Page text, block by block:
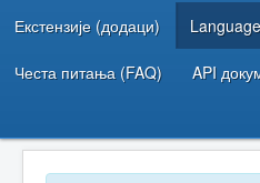
Екстензије (додаци)
Честа питања (FAQ) API